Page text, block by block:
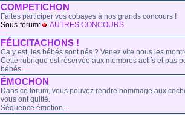
COMPETICHON
Faites participer vos cobayes à nos grands concours !
Sous-forum:
AUTRES CONCOURS
FÉLICITACHONS !
Ca y est, les bébés sont nés ? Venez vite nous les
Cette rubrique est réservée aux membres actifs et pas
bébés.
ÉMOCHON
Dans ce forum, vous pouvez rendre hommage aux
vous ont quitté.
Séquence émotion...